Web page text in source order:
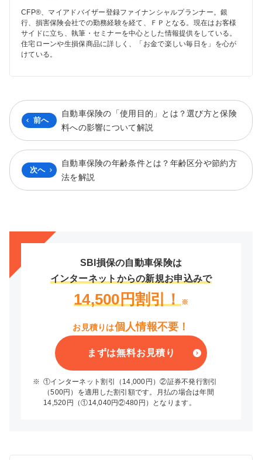
CFP®、マイアドバイザー登録ファイナンシャルプランナー。銀
行、損害保険会社での勤務経験を経て、ＦＰとなる。現在はお客様
サイドに立ち、執筆・セミナーを中心とした情報提供をしている。
住宅ローンや生損保商品に詳しく、「お金で楽しい毎日を」を心が
けている。
前へ
自動車保険の「使用目的」とは？選び方と保険
料への影響について解説
次へ
自動車保険の年齢条件とは？年齢区分や節約方
法を解説
SBI損保の自動車保険は
インターネットからの新規お申込みで
14,500円割引！※
お見積りは個人情報不要！
まずは無料お見積り
※ ①インターネット割引（14,000円）②証券不発行割引
（500円）を適用した割引額です。月払の場合は年間
14,520円（①14,040円②480円）となります。